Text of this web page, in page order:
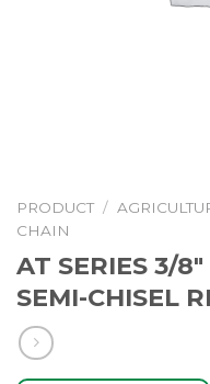
PRODUCT /
CHAIN
AT SERIES 3/
SEMI-CHISEL